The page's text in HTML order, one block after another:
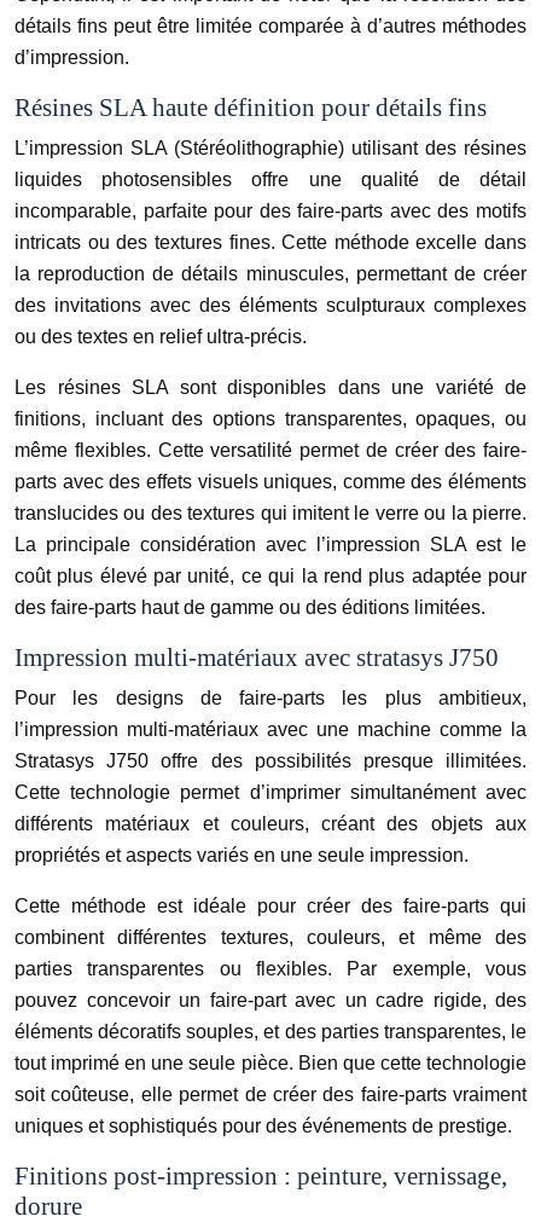
détails fins peut être limitée comparée à d’autres méthodes
d’impression.
Résines SLA haute définition pour détails fins
L’impression SLA (Stéréolithographie) utilisant des résines
liquides photosensibles offre une qualité de détail
incomparable, parfaite pour des faire-parts avec des motifs
intricats ou des textures fines. Cette méthode excelle dans
la reproduction de détails minuscules, permettant de créer
des invitations avec des éléments sculpturaux complexes
ou des textes en relief ultra-précis.
Les résines SLA sont disponibles dans une variété de
finitions, incluant des options transparentes, opaques, ou
même flexibles. Cette versatilité permet de créer des faire-
parts avec des effets visuels uniques, comme des éléments
translucides ou des textures qui imitent le verre ou la pierre.
La principale considération avec l’impression SLA est le
coût plus élevé par unité, ce qui la rend plus adaptée pour
des faire-parts haut de gamme ou des éditions limitées.
Impression multi-matériaux avec stratasys J750
Pour les designs de faire-parts les plus ambitieux,
l’impression multi-matériaux avec une machine comme la
Stratasys J750 offre des possibilités presque illimitées.
Cette technologie permet d’imprimer simultanément avec
différents matériaux et couleurs, créant des objets aux
propriétés et aspects variés en une seule impression.
Cette méthode est idéale pour créer des faire-parts qui
combinent différentes textures, couleurs, et même des
parties transparentes ou flexibles. Par exemple, vous
pouvez concevoir un faire-part avec un cadre rigide, des
éléments décoratifs souples, et des parties transparentes, le
tout imprimé en une seule pièce. Bien que cette technologie
soit coûteuse, elle permet de créer des faire-parts vraiment
uniques et sophistiqués pour des événements de prestige.
Finitions post-impression : peinture, vernissage,
dorure